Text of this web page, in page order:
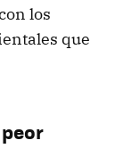
los
que